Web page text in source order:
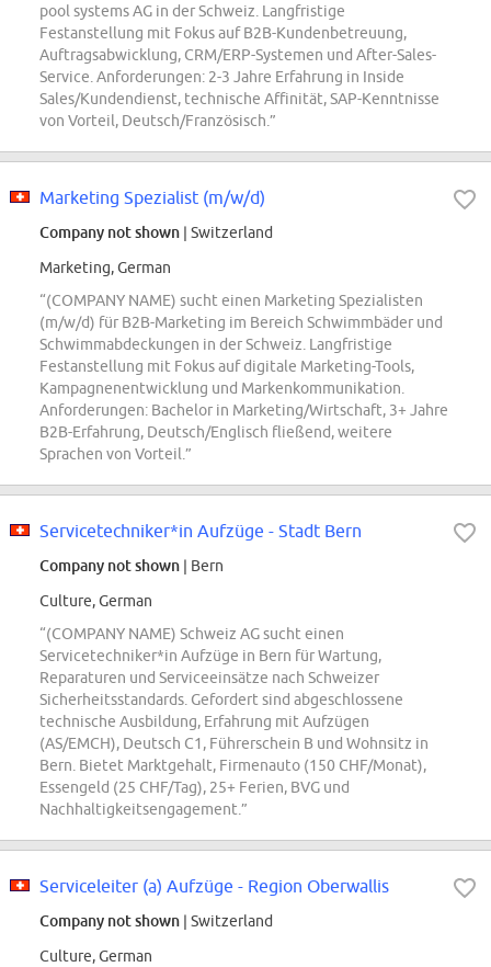
pool systems AG in der Schweiz. Langfristige
Festanstellung mit Fokus auf B2B-Kundenbetreuung,
Auftragsabwicklung, CRM/ERP-Systemen und After-Sales-
Service. Anforderungen: 2-3 Jahre Erfahrung in Inside
Sales/Kundendienst, technische Affinität, SAP-Kenntnisse
von Vorteil, Deutsch/Französisch.”
Marketing Spezialist (m/w/d)
Company not shown | Switzerland
Marketing, German
“(COMPANY NAME) sucht einen Marketing Spezialisten
(m/w/d) für B2B-Marketing im Bereich Schwimmbäder und
Schwimmabdeckungen in der Schweiz. Langfristige
Festanstellung mit Fokus auf digitale Marketing-Tools,
Kampagnenentwicklung und Markenkommunikation.
Anforderungen: Bachelor in Marketing/Wirtschaft, 3+ Jahre
B2B-Erfahrung, Deutsch/Englisch fließend, weitere
Sprachen von Vorteil.”
Servicetechniker*in Aufzüge - Stadt Bern
Company not shown | Bern
Culture, German
“(COMPANY NAME) Schweiz AG sucht einen
Servicetechniker*in Aufzüge in Bern für Wartung,
Reparaturen und Serviceeinsätze nach Schweizer
Sicherheitsstandards. Gefordert sind abgeschlossene
technische Ausbildung, Erfahrung mit Aufzügen
(AS/EMCH), Deutsch C1, Führerschein B und Wohnsitz in
Bern. Bietet Marktgehalt, Firmenauto (150 CHF/Monat),
Essengeld (25 CHF/Tag), 25+ Ferien, BVG und
Nachhaltigkeitsengagement.”
Serviceleiter (a) Aufzüge - Region Oberwallis
Company not shown | Switzerland
Culture, German